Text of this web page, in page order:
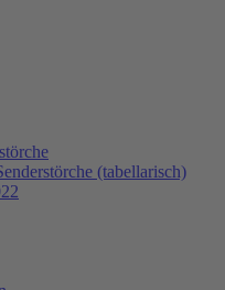
(tabellarisch)